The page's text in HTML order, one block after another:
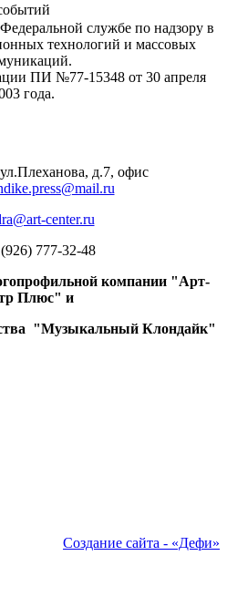
службе по надзору в
технологий и массовых
ПИ №77-15348 от 30 апреля
года.
д.7, офис
center.ru
777-32-48
компании "Арт-
Плюс" и
"Музыкальный Клондайк"
Создание сайта - «Дефи»